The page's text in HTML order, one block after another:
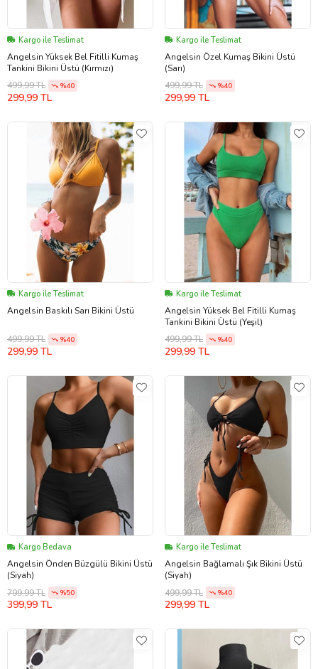
Kargo ile Teslimat
Angelsin Yüksek Bel Fitilli Kumaş
Tankini Bikini Üstü (Kırmızı)
499,99 TL
%40
299,99 TL
Kargo ile Teslimat
Angelsin Özel Kumaş Bikini Üstü
(Sarı)
499,99 TL
%40
299,99 TL
Kargo ile Teslimat
Angelsin Baskılı Sarı Bikini Üstü
499,99 TL %40
299,99 TL
Kargo ile Teslimat
Angelsin Yüksek Bel Fitilli Kumaş
Tankini Bikini Üstü (Yeşil)
499,99 TL
%40
299,99 TL
Kargo Bedava
Angelsin Önden Büzgülü Bikini Üstü
(Siyah)
799,99 TL
%50
399,99 TL
Kargo ile Teslimat
Angelsin Bağlamalı Şık Bikini Üstü
(Siyah)
499,99 TL
%40
299,99 TL